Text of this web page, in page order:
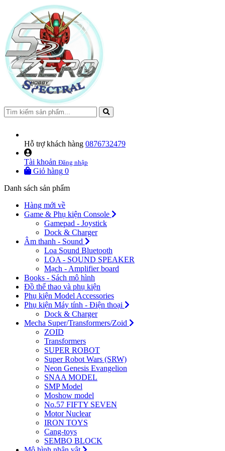
Hỗ trợ khách hàng 0876732479
Tài khoản Đăng nhập
Giỏ hàng 0
Danh sách sản phẩm
Hàng mới về
Game & Phụ kiện Console
Gamepad - Joystick
Dock & Charger
Âm thanh - Sound
Loa Sound Bluetooth
LOA - SOUND SPEAKER
Mạch - Amplifier board
Books - Sách mô hình
Đồ thể thao và phụ kiện
Phụ kiện Model Accessories
Phụ kiện Máy tính - Điện thoại
Dock & Charger
Mecha Super/Transformers/Zoid
ZOID
Transformers
SUPER ROBOT
Super Robot Wars (SRW)
Neon Genesis Evangelion
SNAA MODEL
SMP Model
Moshow model
No.57 FIFTY SEVEN
Motor Nuclear
IRON TOYS
Cang-toys
SEMBO BLOCK